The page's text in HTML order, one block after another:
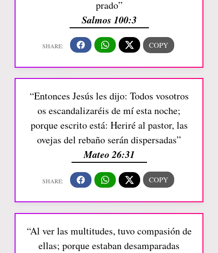
prado”
Salmos 100:3
“Entonces Jesús les dijo: Todos vosotros
os escandalizaréis de mí esta noche;
porque escrito está: Heriré al pastor, las
ovejas del rebaño serán dispersadas”
Mateo 26:31
“Al ver las multitudes, tuvo compasión de
ellas; porque estaban desamparadas